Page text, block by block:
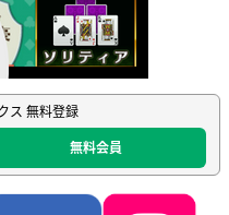
ス 無料登録
無料会員